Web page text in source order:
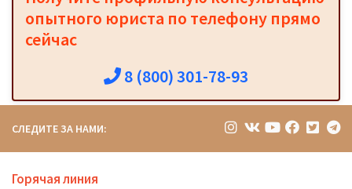
опытного юриста по телефону прямо
сейчас
8 (800) 301-78-93
СЛЕДИТЕ ЗА НАМИ:
Горячая линия